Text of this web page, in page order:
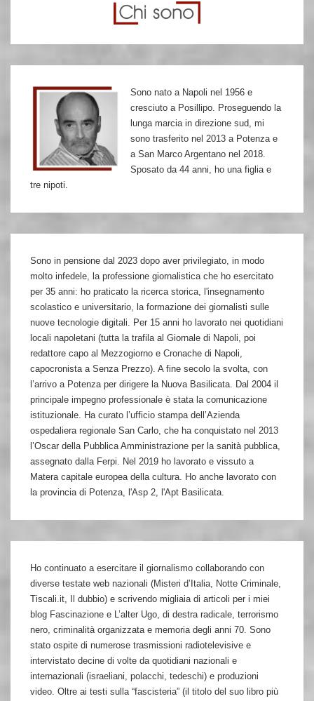
Sono nato a Napoli nel 1956 e
cresciuto a Posillipo. Proseguendo la
lunga marcia in direzione sud, mi
sono trasferito nel 2013 a Potenza e
a San Marco Argentano nel 2018.
Sposato da 44 anni, ho una figlia e
tre nipoti.
Sono in pensione dal 2023 dopo aver privilegiato, in modo
molto infedele, la professione giornalistica che ho esercitato
per 35 anni: ho praticato la ricerca storica, l'insegnamento
scolastico e universitario, la formazione dei giornalisti sulle
nuove tecnologie digitali. Per 15 anni ho lavorato nei quotidiani
locali napoletani (tutta la trafila al Giornale di Napoli, poi
redattore capo al Mezzogiorno e Cronache di Napoli,
capocronista a Senza Prezzo). A fine secolo la svolta, con
l’arrivo a Potenza per dirigere la Nuova Basilicata. Dal 2004 il
principale impegno professionale è stata la comunicazione
istituzionale. Ha curato l’ufficio stampa dell’Azienda
ospedaliera regionale San Carlo, che ha conquistato nel 2013
l’Oscar della Pubblica Amministrazione per la sanità pubblica,
assegnato dalla Ferpi. Nel 2019 ho lavorato e vissuto a
Matera capitale europea della cultura. Ho anche lavorato con
la provincia di Potenza, l'Asp 2, l'Apt Basilicata.
Ho continuato a esercitare il giornalismo collaborando con
diverse testate web nazionali (Misteri d’Italia, Notte Criminale,
Tiscali.it, Il dubbio) e scrivendo migliaia di articoli per i miei
blog Fascinazione e L’alter Ugo, di destra radicale, terrorismo
nero, criminalità organizzata e memoria degli anni 70. Sono
stato ospite di numerose trasmissioni radiotelevisive e
intervistato decine di volte da quotidiani nazionali e
internazionali (israeliani, polacchi, tedeschi) e produzioni
video. Oltre ai testi sulla “fascisteria” (il titolo del suo libro più